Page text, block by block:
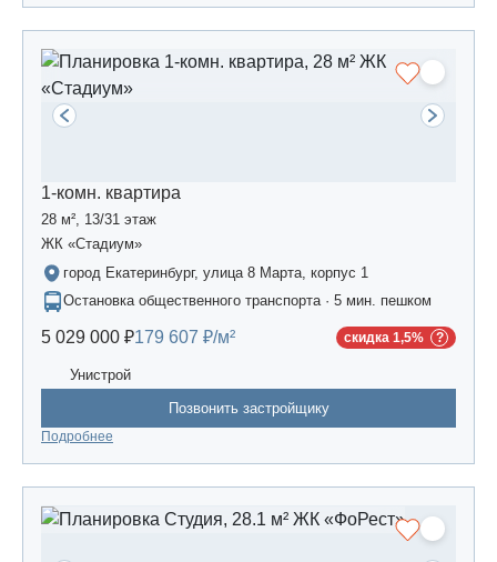
1-комн. квартира
28 м², 13/31 этаж
ЖК «Стадиум»
город Екатеринбург, улица 8 Марта, корпус 1
Остановка общественного транспорта · 5 мин. пешком
5 029 000 ₽179 607 ₽/м² скидка 1,5%
Унистрой
Позвонить застройщику
Подробнее